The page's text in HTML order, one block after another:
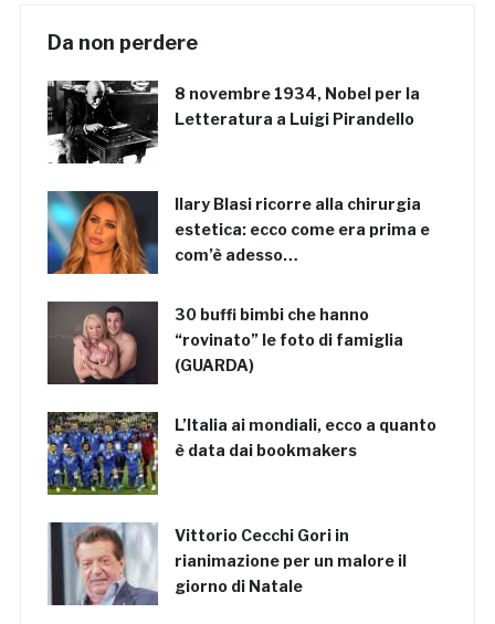
Da non perdere
8 novembre 1934, Nobel per la
Letteratura a Luigi Pirandello
Ilary Blasi ricorre alla chirurgia
estetica: ecco come era prima e
com’è adesso…
30 buffi bimbi che hanno
“rovinato” le foto di famiglia
(GUARDA)
L’Italia ai mondiali, ecco a quanto
è data dai bookmakers
Vittorio Cecchi Gori in
rianimazione per un malore il
giorno di Natale